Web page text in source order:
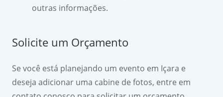
outras informações.
Solicite um Orçamento
Se você está planejando um evento em Içara e
deseja adicionar uma cabine de fotos, entre em